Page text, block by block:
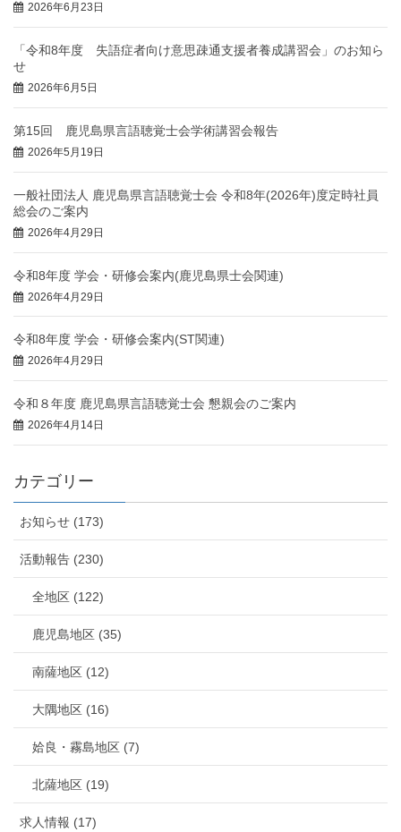
2026年6月23日
「令和8年度 失語症者向け意思疎通支援者養成講習会」のお知ら
せ
2026年6月5日
第15回 鹿児島県言語聴覚士会学術講習会報告
2026年5月19日
一般社団法人 鹿児島県言語聴覚士会 令和8年(2026年)度定時社員
総会のご案内
2026年4月29日
令和8年度 学会・研修会案内(鹿児島県士会関連)
2026年4月29日
令和8年度 学会・研修会案内(ST関連)
2026年4月29日
令和８年度 鹿児島県言語聴覚士会 懇親会のご案内
2026年4月14日
カテゴリー
お知らせ (173)
活動報告 (230)
全地区 (122)
鹿児島地区 (35)
南薩地区 (12)
大隅地区 (16)
姶良・霧島地区 (7)
北薩地区 (19)
求人情報 (17)